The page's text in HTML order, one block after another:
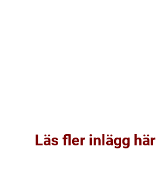
Läs fler inlägg här